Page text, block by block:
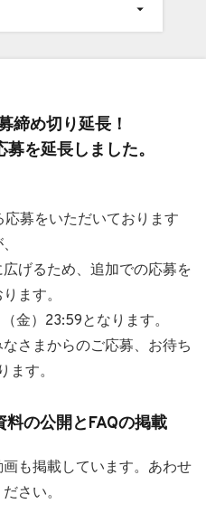
締め切り延長！
を延長しました。
募をいただいております
げるため、追加での応募を
ます。
金）23:59となります。
さまからのご応募、お待ち
ます。
料の公開とFAQの掲載
も掲載しています。あわせ
さい。